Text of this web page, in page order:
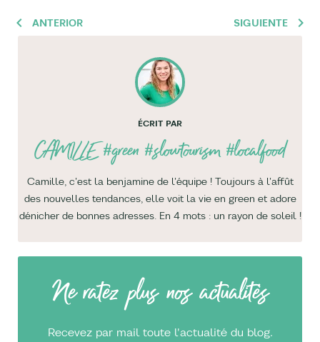
ANTERIOR SIGUIENTE
ÉCRIT PAR
CAMILLE#green #slowtourism #localfood
Camille, c'est la benjamine de l'équipe ! Toujours à l'affût
des nouvelles tendances, elle voit la vie en green et adore
dénicher de bonnes adresses. En 4 mots : un rayon de soleil !
Ne ratez plus nos actualités
Recevez par mail toute l'actualité du blog.